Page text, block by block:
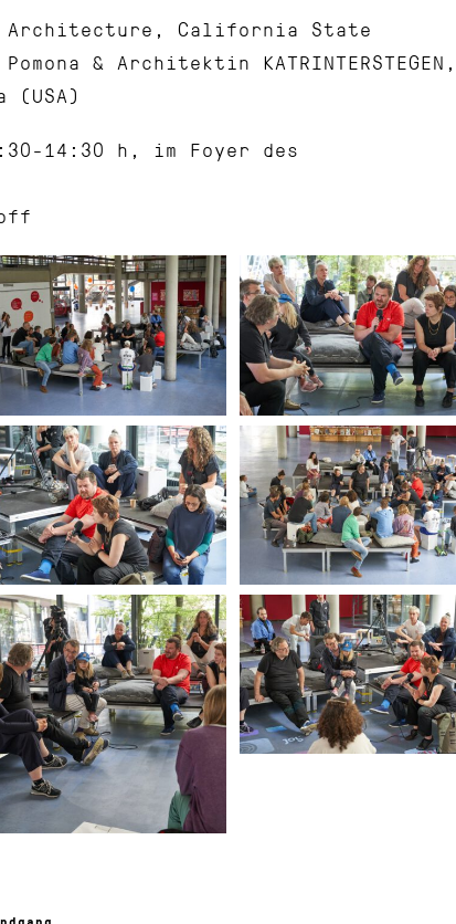
Architecture, California State
& Architektin KATRINTERSTEGEN,
14:30 h, im Foyer des